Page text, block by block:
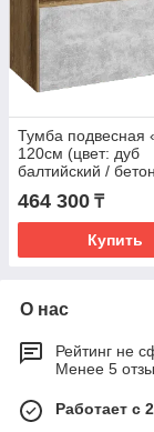
Тумба подвесная
120см (цвет: дуб
балтийский / бетон
464 300 ₸
Купить
О нас
Рейтинг не
Менее 5
Работает с